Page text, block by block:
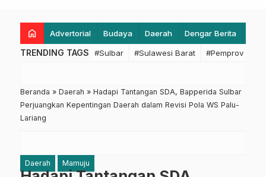
home Advertorial Budaya Daerah Dengar Berita
TRENDING TAGS #Sulbar #Sulawesi Barat #Pemprov
Beranda » Daerah » Hadapi Tantangan SDA, Bapperida Sulbar
Perjuangkan Kepentingan Daerah dalam Revisi Pola WS Palu-
Lariang
Daerah Mamuju